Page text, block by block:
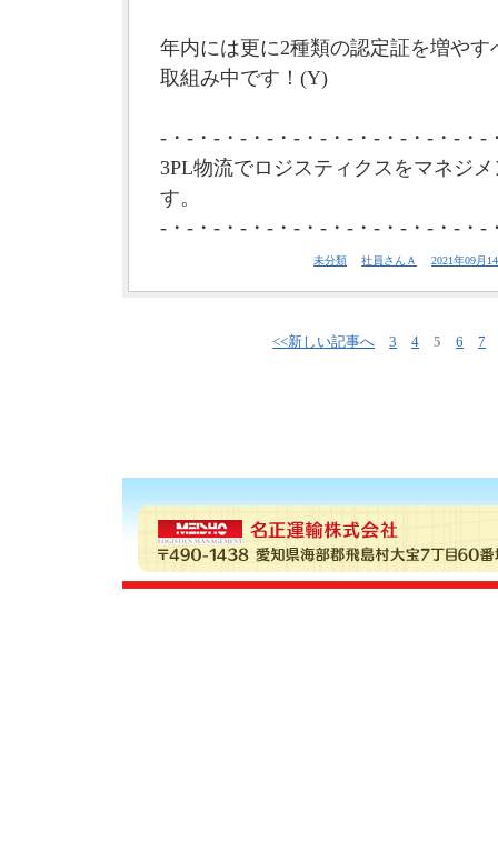
年内には更に2種類の認定証を増やす
取組み中です！(Y)
-・-・-・-・-・-・-・-・-・-・-・-・-
3PL物流でロジスティクスをマネジ
す。
-・-・-・-・-・-・-・-・-・-・-・-・-
未分類 社員さんＡ 2021年09月
<<新しい記事へ 3 4 5 6 7